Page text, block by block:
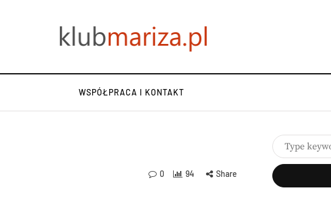
WSPÓŁPRACA I KONTAKT
0 94 Share